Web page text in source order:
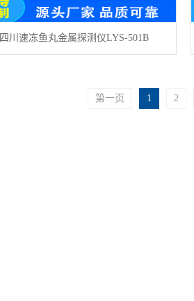
四川速冻鱼丸金属探测仪LYS-501B
第一页 1 2